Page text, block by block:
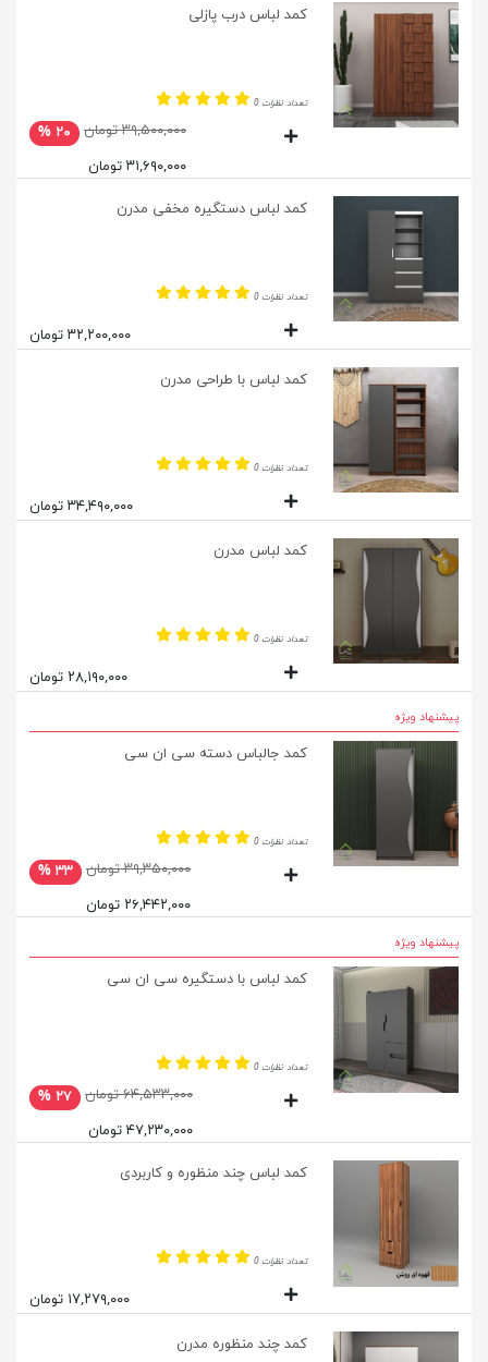
کمد لباس درب پازلی
تعداد نظرات 0
۳۹,۵۰۰,۰۰۰ تومان
۲۰ %
۳۱,۶۹۰,۰۰۰ تومان
کمد لباس دستگیره مخفی مدرن
تعداد نظرات 0
۳۲,۲۰۰,۰۰۰ تومان
کمد لباس با طراحی مدرن
تعداد نظرات 0
۳۴,۴۹۰,۰۰۰ تومان
کمد لباس مدرن
تعداد نظرات 0
۲۸,۱۹۰,۰۰۰ تومان
پیشنهاد ویژه
کمد جالباس دسته سی ان سی
تعداد نظرات 0
۳۹,۳۵۰,۰۰۰ تومان
۳۳ %
۲۶,۴۴۲,۰۰۰ تومان
پیشنهاد ویژه
کمد لباس با دستگیره سی ان سی
تعداد نظرات 0
۶۴,۵۳۳,۰۰۰ تومان
۲۷ %
۴۷,۲۳۰,۰۰۰ تومان
کمد لباس چند منظوره و کاربردی
تعداد نظرات 0
۱۷,۲۷۹,۰۰۰ تومان
کمد چند منظوره مدرن